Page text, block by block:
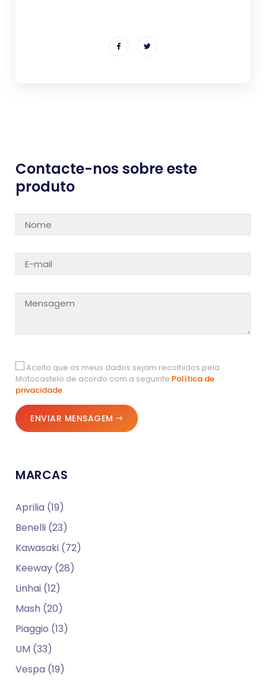
Contacte-nos sobre este
produto
Aceito que os meus dados sejam recolhidos pela
Motocastelo de acordo com a seguinte Política de
privacidade.
ENVIAR MENSAGEM
MARCAS
Aprilia (19)
Benelli (23)
Kawasaki (72)
Keeway (28)
Linhai (12)
Mash (20)
Piaggio (13)
UM (33)
Vespa (19)